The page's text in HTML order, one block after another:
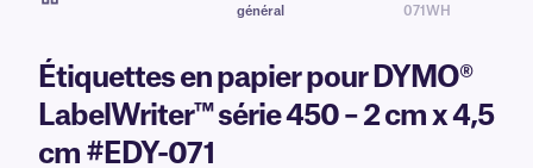
général
071WH
Étiquettes en papier pour DYMO®
LabelWriter™ série 450 – 2 cm x 4,5
cm #EDY-071